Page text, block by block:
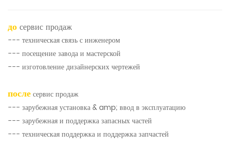
досервис продаж
--- техническая связь с инженером
--- посещение завода и мастерской
--- изготовление дизайнерских чертежей
послесервис продаж
--- зарубежная установка & amp; ввод в эксплуатацию
--- зарубежная и поддержка запасных частей
--- техническая поддержка и поддержка запчастей